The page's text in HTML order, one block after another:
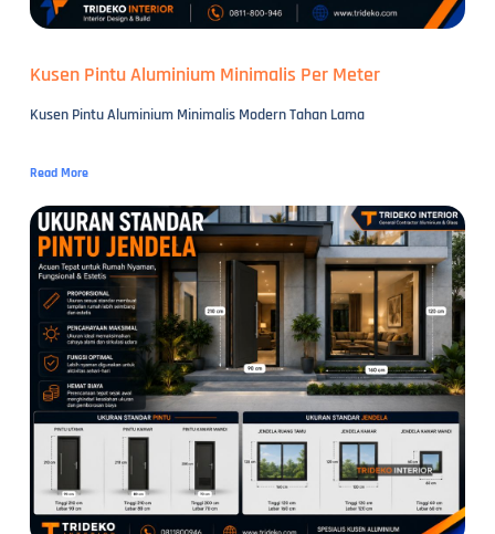
Kusen Pintu Aluminium Minimalis Per Meter
Kusen Pintu Aluminium Minimalis Modern Tahan Lama
Read More